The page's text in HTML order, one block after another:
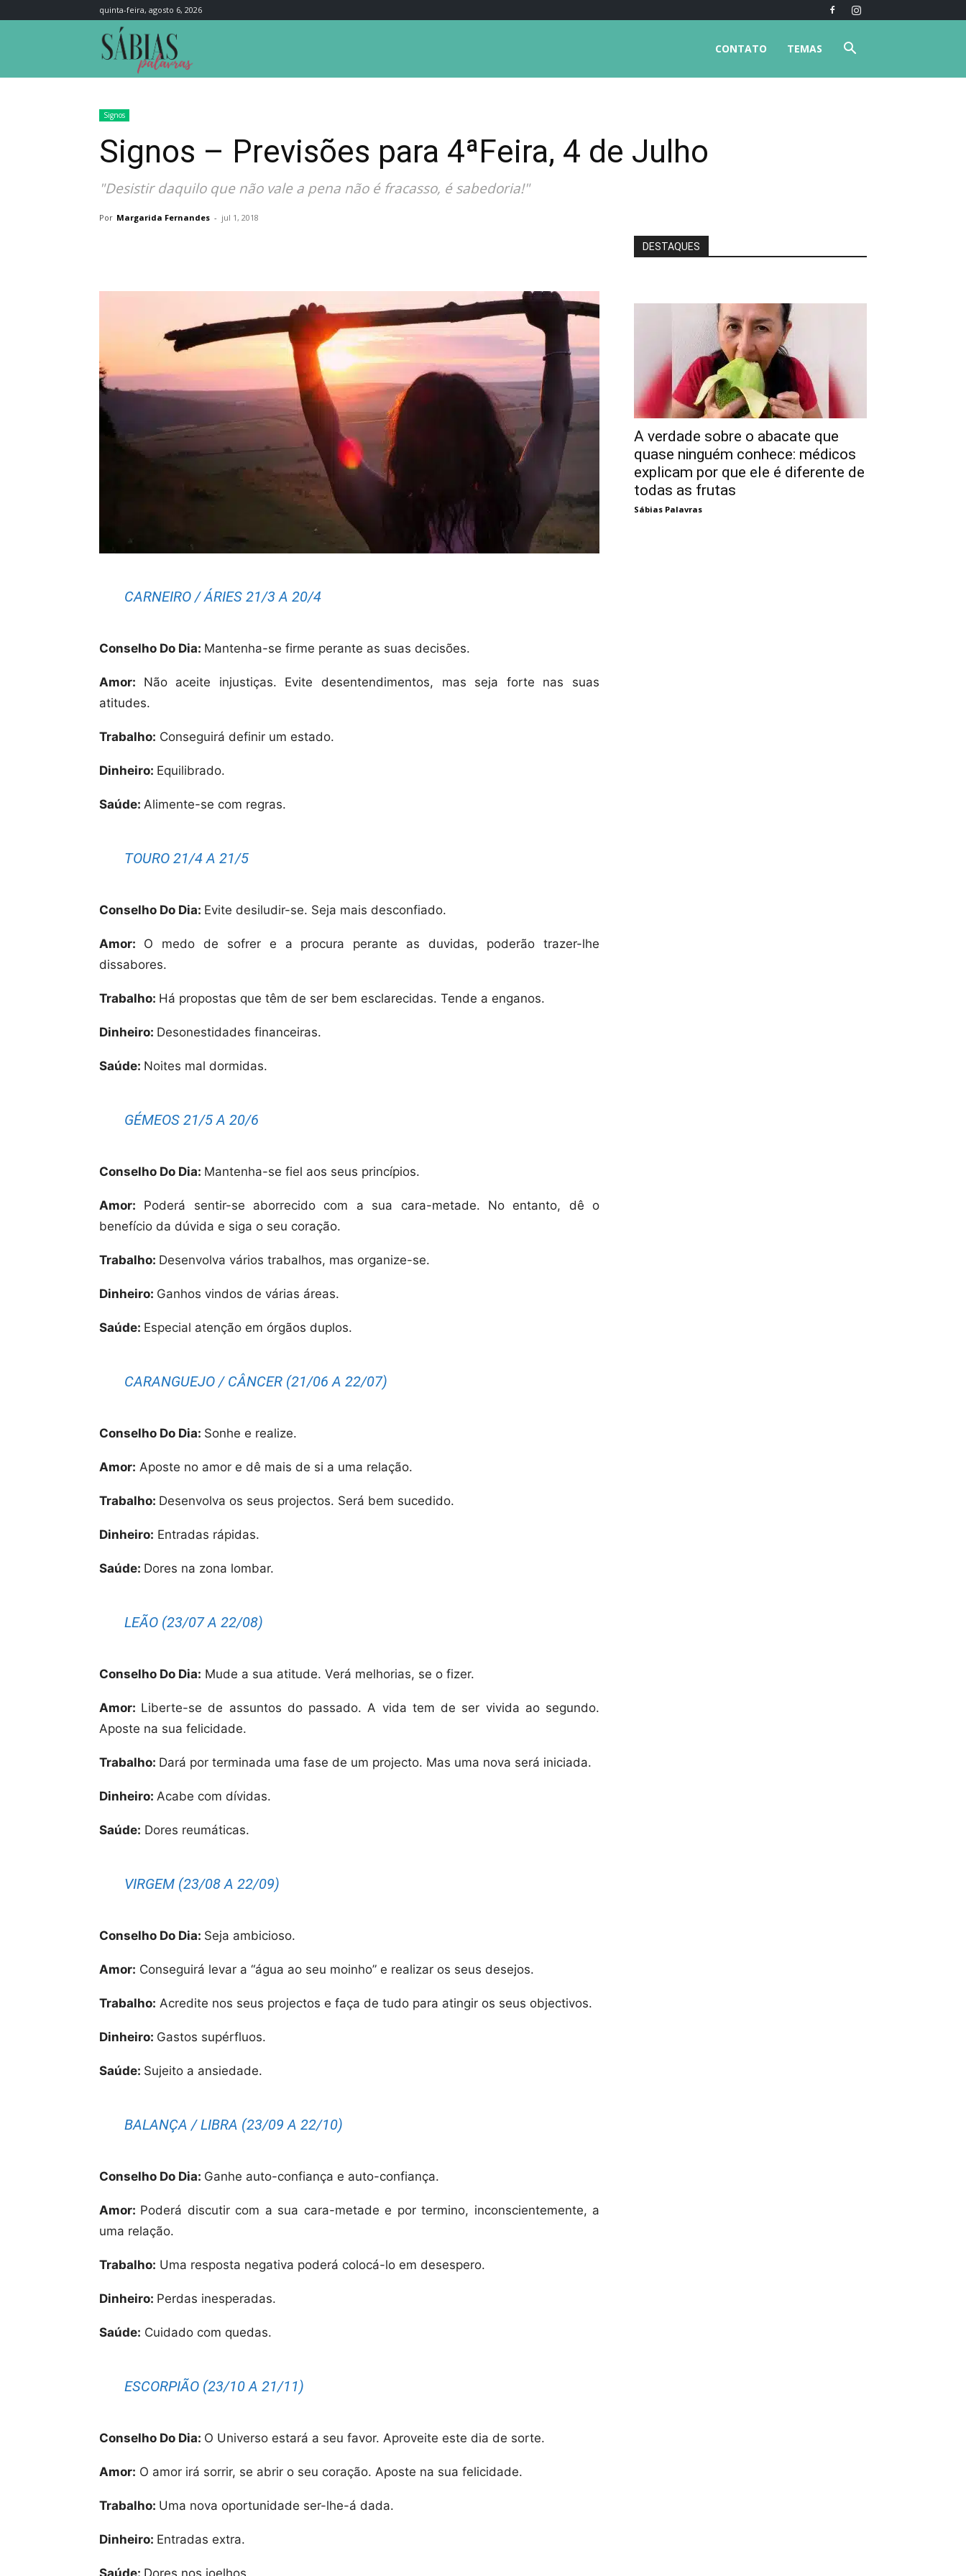
quinta-feira, agosto 6, 2026
TEMAS
CONTATO
Signos
Signos – Previsões para 4ªFeira, 4 de Julho
"Desistir daquilo que não vale a pena não é fracasso, é sabedoria!"
Por Margarida Fernandes - jul 1, 2018
CARNEIRO / ÁRIES 21/3 A 20/4
Conselho Do Dia: Mantenha-se firme perante as suas decisões.
Amor: Não aceite injustiças. Evite desentendimentos, mas seja forte nas suas
atitudes.
Trabalho: Conseguirá definir um estado.
Dinheiro: Equilibrado.
Saúde: Alimente-se com regras.
TOURO 21/4 A 21/5
Conselho Do Dia: Evite desiludir-se. Seja mais desconfiado.
Amor: O medo de sofrer e a procura perante as duvidas, poderão trazer-lhe
dissabores.
Trabalho: Há propostas que têm de ser bem esclarecidas. Tende a enganos.
Dinheiro: Desonestidades financeiras.
Saúde: Noites mal dormidas.
GÉMEOS 21/5 A 20/6
Conselho Do Dia: Mantenha-se fiel aos seus princípios.
Amor: Poderá sentir-se aborrecido com a sua cara-metade. No entanto, dê o
benefício da dúvida e siga o seu coração.
Trabalho: Desenvolva vários trabalhos, mas organize-se.
Dinheiro: Ganhos vindos de várias áreas.
Saúde: Especial atenção em órgãos duplos.
CARANGUEJO / CÂNCER (21/06 A 22/07)
Conselho Do Dia: Sonhe e realize.
Amor: Aposte no amor e dê mais de si a uma relação.
Trabalho: Desenvolva os seus projectos. Será bem sucedido.
Dinheiro: Entradas rápidas.
Saúde: Dores na zona lombar.
LEÃO (23/07 A 22/08)
Conselho Do Dia: Mude a sua atitude. Verá melhorias, se o fizer.
Amor: Liberte-se de assuntos do passado. A vida tem de ser vivida ao segundo.
Aposte na sua felicidade.
Trabalho: Dará por terminada uma fase de um projecto. Mas uma nova será iniciada.
Dinheiro: Acabe com dívidas.
Saúde: Dores reumáticas.
VIRGEM (23/08 A 22/09)
Conselho Do Dia: Seja ambicioso.
Amor: Conseguirá levar a “água ao seu moinho” e realizar os seus desejos.
Trabalho: Acredite nos seus projectos e faça de tudo para atingir os seus objectivos.
Dinheiro: Gastos supérfluos.
Saúde: Sujeito a ansiedade.
BALANÇA / LIBRA (23/09 A 22/10)
Conselho Do Dia: Ganhe auto-confiança e auto-confiança.
Amor: Poderá discutir com a sua cara-metade e por termino, inconscientemente, a
uma relação.
Trabalho: Uma resposta negativa poderá colocá-lo em desespero.
Dinheiro: Perdas inesperadas.
Saúde: Cuidado com quedas.
ESCORPIÃO (23/10 A 21/11)
Conselho Do Dia: O Universo estará a seu favor. Aproveite este dia de sorte.
Amor: O amor irá sorrir, se abrir o seu coração. Aposte na sua felicidade.
Trabalho: Uma nova oportunidade ser-lhe-á dada.
Dinheiro: Entradas extra.
Saúde: Dores nos joelhos.
DESTAQUES
A verdade sobre o abacate que
quase ninguém conhece: médicos
explicam por que ele é diferente de
todas as frutas
Sábias Palavras